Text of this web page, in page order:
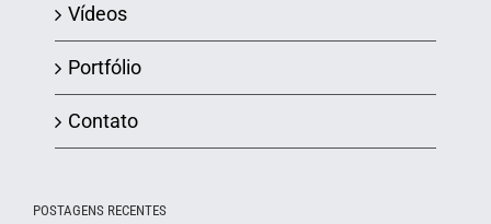
Vídeos
Portfólio
Contato
POSTAGENS RECENTES